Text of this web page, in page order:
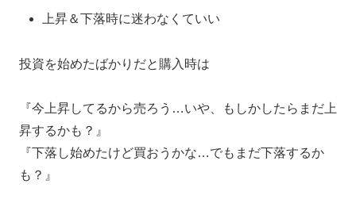
上昇＆下落時に迷わなくていい
投資を始めたばかりだと購入時は
『今上昇してるから売ろう…いや、もしかしたらまだ上
昇するかも？』
『下落し始めたけど買おうかな…でもまだ下落するか
も？』